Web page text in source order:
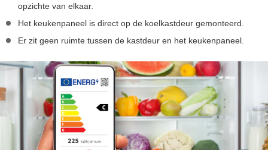
opzichte van elkaar.
Het keukenpaneel is direct op de koelkastdeur gemonteerd.
Er zit geen ruimte tussen de kastdeur en het keukenpaneel.